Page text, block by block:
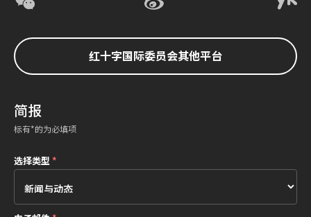
红十字国际委员会其他平台
简报
标有*的为必填项
选择类型*